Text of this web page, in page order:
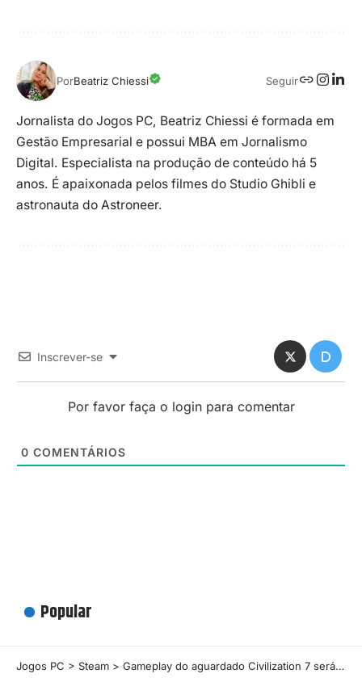
PorBeatriz Chiessi Seguir
Jornalista do Jogos PC, Beatriz Chiessi é formada em
Gestão Empresarial e possui MBA em Jornalismo
Digital. Especialista na produção de conteúdo há 5
anos. É apaixonada pelos filmes do Studio Ghibli e
astronauta do Astroneer.
Inscrever-se
Por favor faça o login para comentar
0 COMENTÁRIOS
Popular
Jogos PC > Steam > Gameplay do aguardado Civilization 7 será revelado em agosto